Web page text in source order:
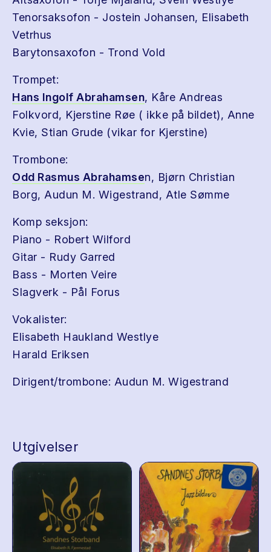
Tenorsaksofon - Jostein Johansen, Elisabeth
Vetrhus
Barytonsaxofon - Trond Vold
Trompet:
Hans Ingolf Abrahamsen, Kåre Andreas
Folkvord, Kjerstine Røe ( ikke på bildet), Anne
Kvie, Stian Grude (vikar for Kjerstine)
Trombone:
Odd Rasmus Abrahamsen, Bjørn Christian
Borg, Audun M. Wigestrand, Atle Sømme
Komp seksjon:
Piano - Robert Wilford
Gitar - Rudy Garred
Bass - Morten Veire
Slagverk - Pål Forus
Vokalister:
Elisabeth Haukland Westlye
Harald Eriksen
Dirigent/trombone: Audun M. Wigestrand
Utgivelser